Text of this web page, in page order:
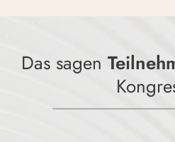
Das sagen